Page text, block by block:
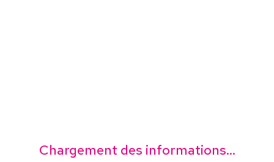
Chargement des informations...